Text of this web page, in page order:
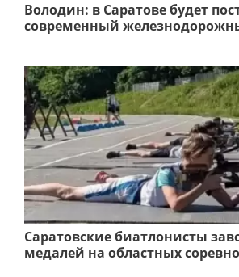
Володин: в Саратове будет
современный
Саратовские биатлонисты
медалей на областных